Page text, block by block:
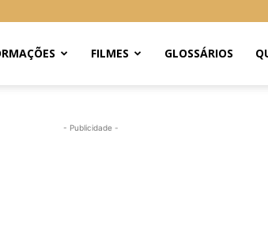
FILMES GLOSSÁRIOS
- Publicidade -